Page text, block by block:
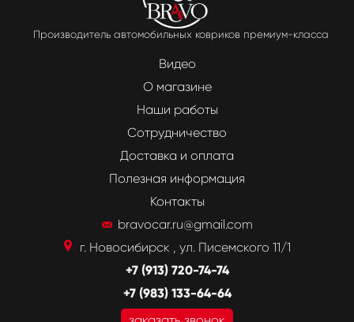
Производитель автомобильных ковриков премиум-класса
Видео
О магазине
Наши работы
Сотрудничество
Доставка и оплата
Полезная информация
Контакты
bravocar.ru@gmail.com
г. Новосибирск , ул. Писемского 11/1
+7 (913) 720-74-74
+7 (983) 133-64-64